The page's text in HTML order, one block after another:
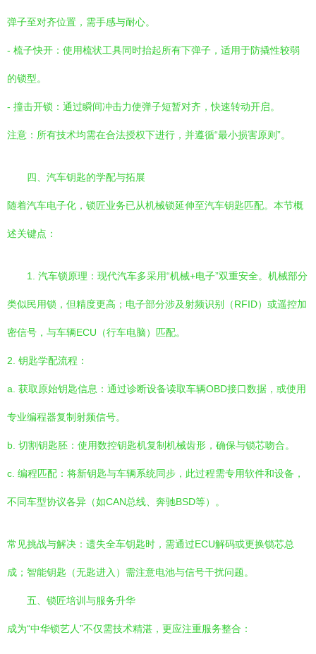
弹子至对齐位置，需手感与耐心。
- 梳子快开：使用梳状工具同时抬起所有下弹子，适用于防撬性较弱
的锁型。
- 撞击开锁：通过瞬间冲击力使弹子短暂对齐，快速转动开启。
注意：所有技术均需在合法授权下进行，并遵循“最小损害原则”。
四、汽车钥匙的学配与拓展
随着汽车电子化，锁匠业务已从机械锁延伸至汽车钥匙匹配。本节概
述关键点：
1. 汽车锁原理：现代汽车多采用“机械+电子”双重安全。机械部分
类似民用锁，但精度更高；电子部分涉及射频识别（RFID）或遥控加
密信号，与车辆ECU（行车电脑）匹配。
2. 钥匙学配流程：
a. 获取原始钥匙信息：通过诊断设备读取车辆OBD接口数据，或使用
专业编程器复制射频信号。
b. 切割钥匙胚：使用数控钥匙机复制机械齿形，确保与锁芯吻合。
c. 编程匹配：将新钥匙与车辆系统同步，此过程需专用软件和设备，
不同车型协议各异（如CAN总线、奔驰BSD等）。
常见挑战与解决：遗失全车钥匙时，需通过ECU解码或更换锁芯总
成；智能钥匙（无匙进入）需注意电池与信号干扰问题。
五、锁匠培训与服务升华
成为“中华锁艺人”不仅需技术精湛，更应注重服务整合：